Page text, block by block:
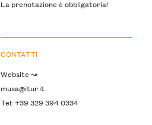
La prenotazione è obbligatoria!
CONTATTI
Website ↝
musa@itur.it
Tel: +39 329 394 0334